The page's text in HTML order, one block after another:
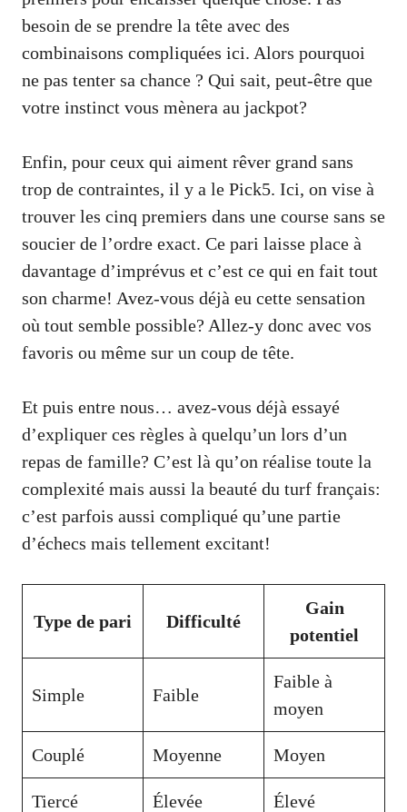
besoin de se prendre la tête avec des
combinaisons compliquées ici. Alors pourquoi
ne pas tenter sa chance ? Qui sait, peut-être que
votre instinct vous mènera au jackpot?
Enfin, pour ceux qui aiment rêver grand sans
trop de contraintes, il y a le Pick5. Ici, on vise à
trouver les cinq premiers dans une course sans se
soucier de l’ordre exact. Ce pari laisse place à
davantage d’imprévus et c’est ce qui en fait tout
son charme! Avez-vous déjà eu cette sensation
où tout semble possible? Allez-y donc avec vos
favoris ou même sur un coup de tête.
Et puis entre nous… avez-vous déjà essayé
d’expliquer ces règles à quelqu’un lors d’un
repas de famille? C’est là qu’on réalise toute la
complexité mais aussi la beauté du turf français:
c’est parfois aussi compliqué qu’une partie
d’échecs mais tellement excitant!
Type de pari Difficulté
Gain
potentiel
Simple Faible
Faible à
moyen
Couplé Moyenne Moyen
Tiercé Élevée Élevé